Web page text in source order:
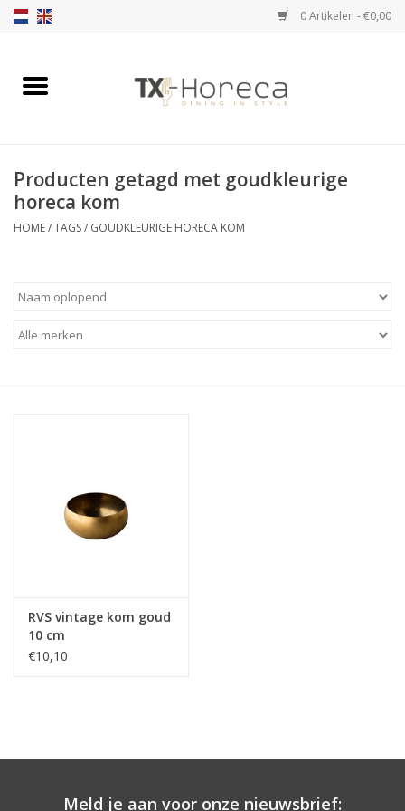
0 Artikelen - €0,00
Home
Catalogi
Merken
Contact
Producten getagd met goudkleurige
horeca kom
HOME/TAGS/ GOUDKLEURIGE HORECA KOM
RVS vintage kom goud
10 cm
€10,10
Meld je aan voor onze nieuwsbrief: